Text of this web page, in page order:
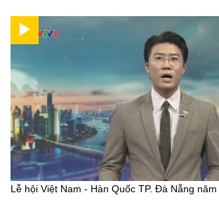
Lễ hội Việt Nam - Hàn Quốc TP. Đà Nẵng